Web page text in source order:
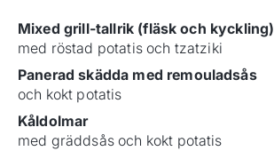
Mixed grill-tallrik (fläsk och kyckling)
med röstad potatis och tzatziki
Panerad skädda med remouladsås
och kokt potatis
Kåldolmar
med gräddsås och kokt potatis